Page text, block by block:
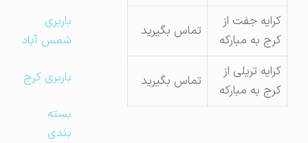
کرایه جفت از
کرج به مبارکه
تماس بگیرید
کرایه تریلی از
کرج به مبارکه
تماس بگیرید
باربری
شمس آباد
باربری کرج
بسته
بندی